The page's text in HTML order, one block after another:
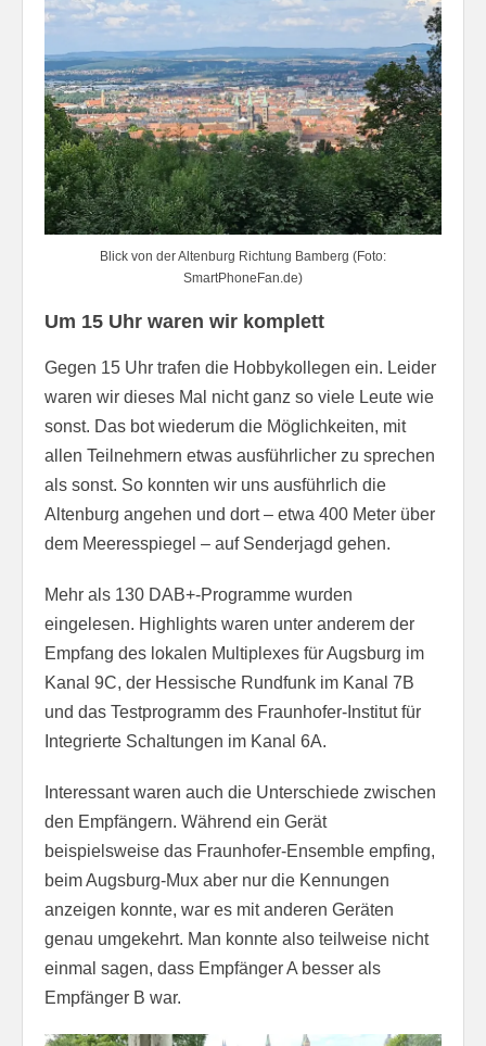
Blick von der Altenburg Richtung Bamberg (Foto:
SmartPhoneFan.de)
Um 15 Uhr waren wir komplett
Gegen 15 Uhr trafen die Hobbykollegen ein. Leider
waren wir dieses Mal nicht ganz so viele Leute wie
sonst. Das bot wiederum die Möglichkeiten, mit
allen Teilnehmern etwas ausführlicher zu sprechen
als sonst. So konnten wir uns ausführlich die
Altenburg angehen und dort – etwa 400 Meter über
dem Meeresspiegel – auf Senderjagd gehen.
Mehr als 130 DAB+-Programme wurden
eingelesen. Highlights waren unter anderem der
Empfang des lokalen Multiplexes für Augsburg im
Kanal 9C, der Hessische Rundfunk im Kanal 7B
und das Testprogramm des Fraunhofer-Institut für
Integrierte Schaltungen im Kanal 6A.
Interessant waren auch die Unterschiede zwischen
den Empfängern. Während ein Gerät
beispielsweise das Fraunhofer-Ensemble empfing,
beim Augsburg-Mux aber nur die Kennungen
anzeigen konnte, war es mit anderen Geräten
genau umgekehrt. Man konnte also teilweise nicht
einmal sagen, dass Empfänger A besser als
Empfänger B war.